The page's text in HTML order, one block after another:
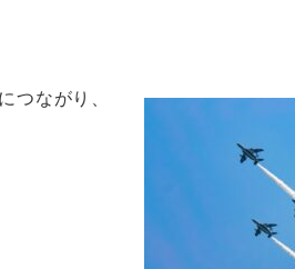
ながり、